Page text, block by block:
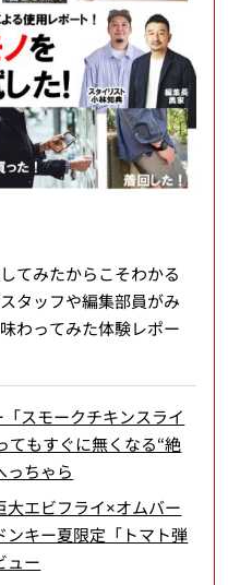
てみたからこそわかる
タッフや編集部員がみ
わってみた体験レポー
「スモークチキンスライ
てもすぐに無くなる“絶
っちゃら
大エビフライ×オムバー
ンキー夏限定「トマト弾
ュー